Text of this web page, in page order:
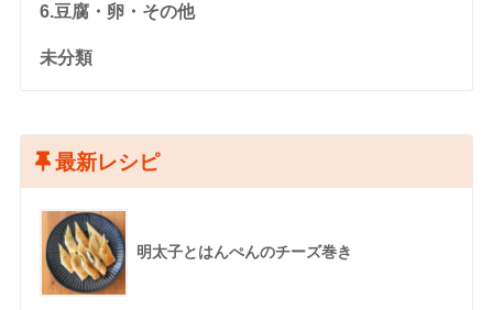
6.豆腐・卵・その他
未分類
最新レシピ
明太子とはんぺんのチーズ巻き